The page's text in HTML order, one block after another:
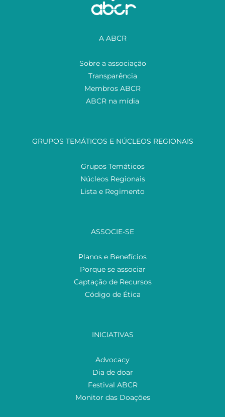
A ABCR
Sobre a associação
Transparência
Membros ABCR
ABCR na mídia
GRUPOS TEMÁTICOS E NÚCLEOS REGIONAIS
Grupos Temáticos
Núcleos Regionais
Lista e Regimento
ASSOCIE-SE
Planos e Benefícios
Porque se associar
Captação de Recursos
Código de Ética
INICIATIVAS
Advocacy
Dia de doar
Festival ABCR
Monitor das Doações